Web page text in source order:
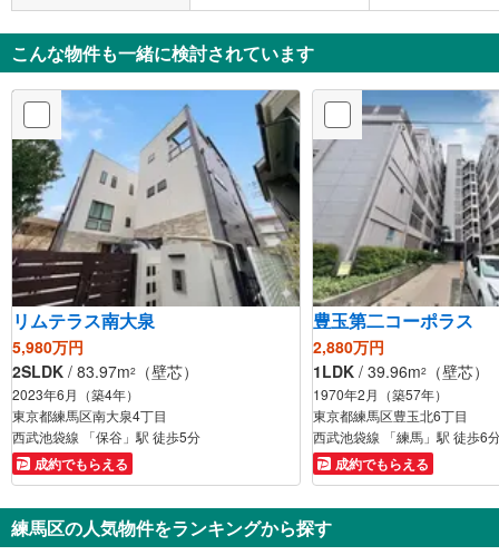
こんな物件も一緒に検討されています
リムテラス南大泉
5,980万円
2SLDK / 83.97m2 （壁芯）
2023年6月（築4年）
東京都練馬区南大泉4丁目
西武池袋線 「保谷」駅 徒歩5分
成約でもらえる
豊玉第二コーポラス
2,880万円
1LDK / 39.96m2 （壁芯）
1970年2月（築57年）
東京都練馬区豊玉北6丁目
西武池袋線 「練馬」駅 徒歩6
成約でもらえる
練馬区の人気物件をランキングから探す